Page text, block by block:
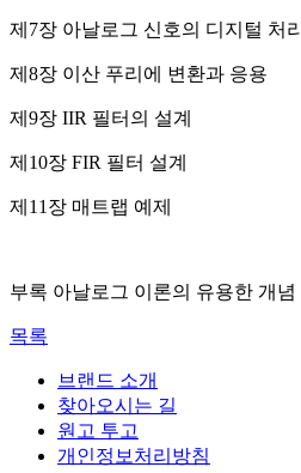
제7장 아날로그 신호의 디지털 처리
제8장 이산 푸리에 변환과 응용
제9장 IIR 필터의 설계
제10장 FIR 필터 설계
제11장 매트랩 예제
부록 아날로그 이론의 유용한 개념
목록
브랜드 소개
찾아오시는 길
원고 투고
개인정보처리방침